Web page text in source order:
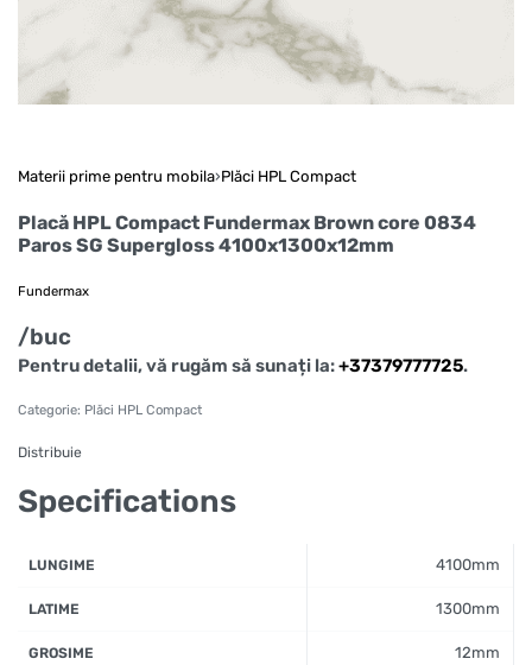
Materii prime pentru mobila›Plăci HPL Compact
Placă HPL Compact Fundermax Brown core 0834
Paros SG Supergloss 4100x1300x12mm
Fundermax
/buc
Pentru detalii, vă rugăm să sunați la:+37379777725.
Categorie: Plăci HPL Compact
Distribuie
Specifications
LUNGIME 4100mm
LATIME 1300mm
GROSIME 12mm